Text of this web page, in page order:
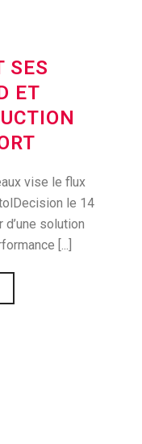
SES
ET
vise le flux
le 14
solution
[...]